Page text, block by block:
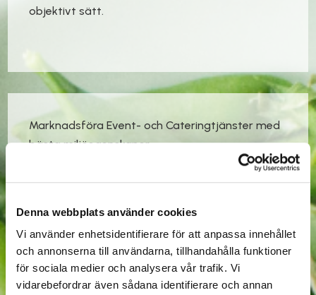
Denna webbplats använder cookies
Vi använder enhetsidentifierare för att anpassa innehållet
och annonserna till användarna, tillhandahålla funktioner
för sociala medier och analysera vår trafik. Vi
vidarebefordrar även sådana identifierare och annan
objektivt sätt.
Marknadsföra Event- och Cateringtjänster med
bästa miljöegenskaper.
Inte enbart uppfylla myndigheternas minimikrav,
dvs miljölagstiftning samt föreskrifter. Vi vill gå